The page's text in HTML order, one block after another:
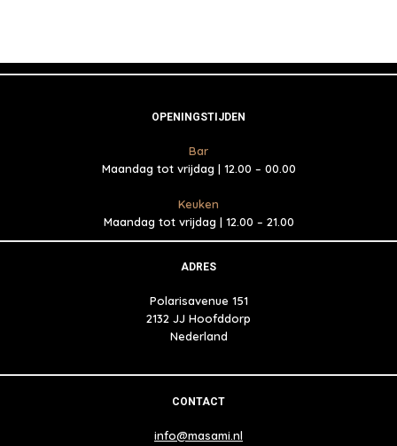
OPENINGSTIJDEN
Bar
Maandag tot vrijdag | 12.00 – 00.00
Keuken
Maandag tot vrijdag | 12.00 – 21.00
ADRES
Polarisavenue 151
2132 JJ Hoofddorp
Nederland
CONTACT
info@masami.nl